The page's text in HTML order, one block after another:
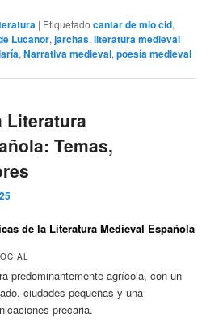
| Etiquetado cantar de mio cid,
Lucanor,jarchas,literatura medieval
,Narrativa medieval,poesía medieval
Literatura
Temas,
de la Literatura Medieval Española
predominantemente agrícola, con un
ciudades pequeñas y una
precaria.